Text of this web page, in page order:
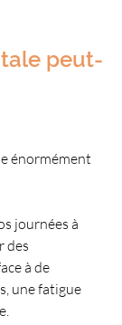
peut-
énormément
journées à
des
à de
une fatigue